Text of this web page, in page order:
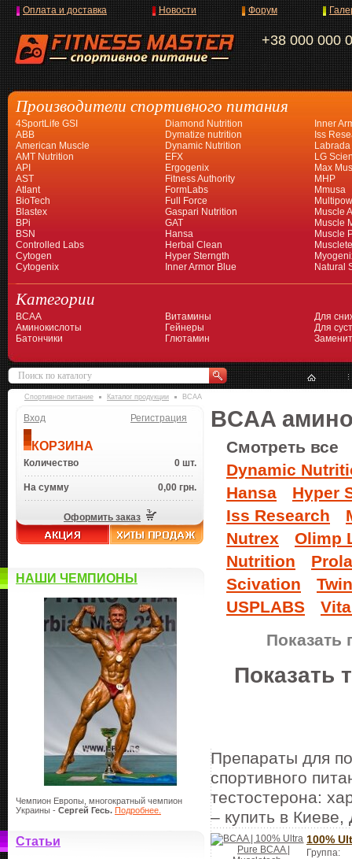
+38 000 000
Оплата и доставка Новости Форум
Производители спортивного питания
4SportLife GSI
ABB
American Muscle
AMT Nutrition
API
AST
Atlant
BioTech
Blastex
BPi
BSN
Controlled Labs
Cytogen
Cytogenix
Diamond Nutrition
Dymatize nutrition
Dynamic Nutrition
EFX
Ergogenix
Fitness Authority
FormLabs
Full Force
Gaspari Nutrition
GAT
Hansa
Herbal Clean
Hyper Sterngth
Inner Armor Blue
Inner
Iss
Labrada
LG
Max
MHP
Mmusa
Muscle
Muscle
Muscle
Natural
Категории
BCAA
Аминокислоты
Батончики
Витамины
Гейнеры
Глютамин
Для
Для
Спортивное питание Каталог продукции BCAA
Вход Регистрация
КОРЗИНА
Количество 0 шт.
На сумму 0,00 грн.
Оформить заказ
НАШИ ЧЕМПИОНЫ
Чемпион Европы, многократный чемпион
Украины - Сергей Гесь. Подробнее.
Статьи
BCAA
Смотреть все
Dynamic
Hansa
Hyper
Iss Research
Nutrex
Olimp
Nutrition
Scivation
USPLABS
Показать
Показать
Препараты для
спортивного
тестостерона:
– купить в Киеве,
100%
Группа: